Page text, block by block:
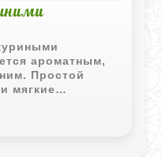
ароматным,
Простой
мягкие
подходящим
года.